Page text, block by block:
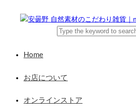
Home
お店について
オンラインストア